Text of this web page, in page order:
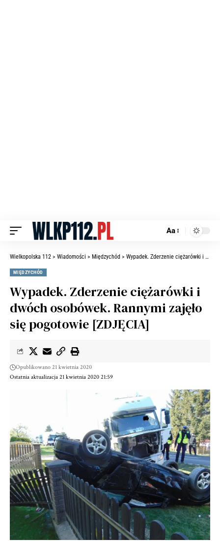
Aa
Wielkopolska 112 > Wiadomości > Międzychód > Wypadek. Zderzenie ciężarówki i dwóch osobówek. Rannymi zajęło się pogotowie [ZDJĘCIA]
MIĘDZYCHÓD
Wypadek. Zderzenie ciężarówki i
dwóch osobówek. Rannymi zajęło
się pogotowie [ZDJĘCIA]
Ostatnia aktualizacja 21 kwietnia 2020 21:59
Opublikowano 21 kwietnia 2020